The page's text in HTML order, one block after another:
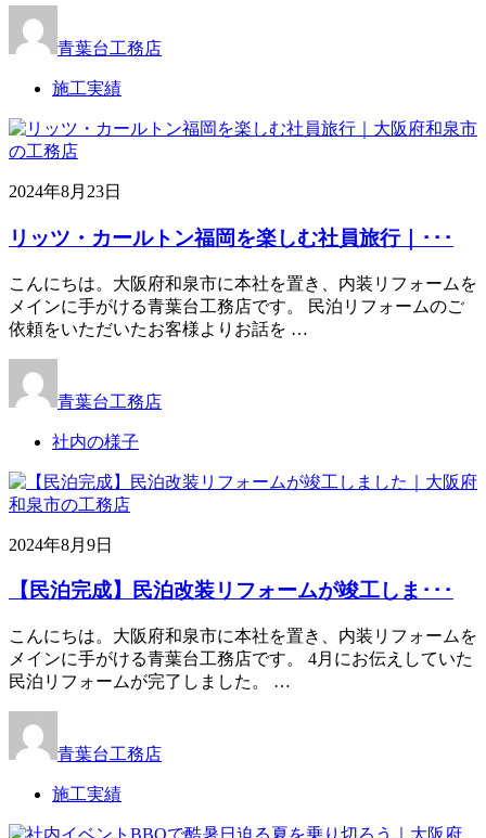
青葉台工務店
施工実績
2024年8月23日
リッツ・カールトン福岡を楽しむ社員旅行｜･･･
こんにちは。大阪府和泉市に本社を置き、内装リフォームを
メインに手がける青葉台工務店です。 民泊リフォームのご
依頼をいただいたお客様よりお話を …
青葉台工務店
社内の様子
2024年8月9日
【民泊完成】民泊改装リフォームが竣工しま･･･
こんにちは。大阪府和泉市に本社を置き、内装リフォームを
メインに手がける青葉台工務店です。 4月にお伝えしていた
民泊リフォームが完了しました。 …
青葉台工務店
施工実績